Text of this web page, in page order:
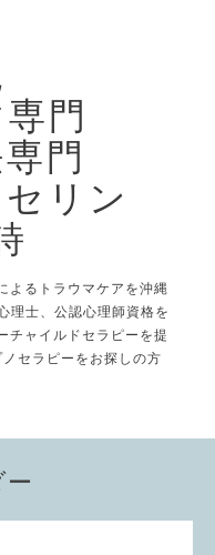
門
門
リン
よるトラウマケアを沖縄
理士、公認心理師資格を
チャイルドセラピーを提
セラピーをお探しの方